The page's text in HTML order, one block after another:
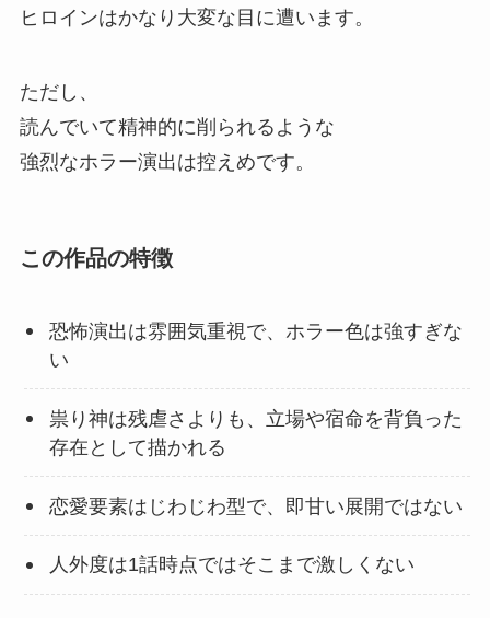
ヒロインはかなり大変な目に遭います。
ただし、
読んでいて精神的に削られるような
強烈なホラー演出は控えめです。
この作品の特徴
恐怖演出は雰囲気重視で、ホラー色は強すぎな
い
祟り神は残虐さよりも、立場や宿命を背負った
存在として描かれる
恋愛要素はじわじわ型で、即甘い展開ではない
人外度は1話時点ではそこまで激しくない